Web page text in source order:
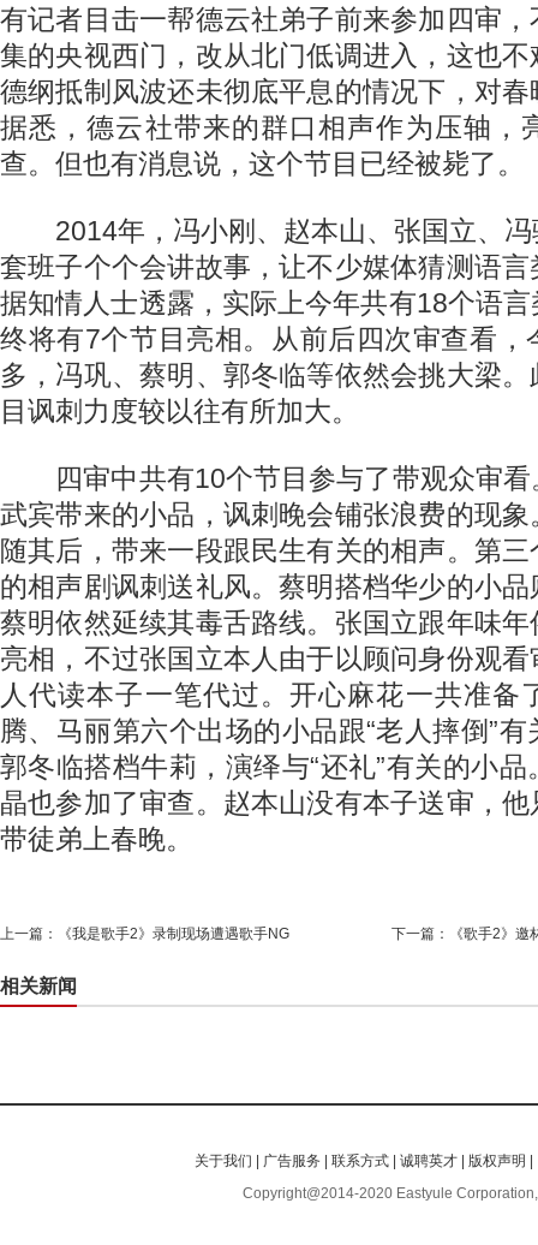
有记者目击一帮德云社弟子前来参加四审
集的央视西门，改从北门低调进入，这也
德纲抵制风波还未彻底平息的情况下，对
据悉，德云社带来的群口相声作为压轴，
查。但也有消息说，这个节目已经被毙了。
2014年，冯小刚、赵本山、张国立、冯
套班子个个会讲故事，让不少媒体猜测语
据知情人士透露，实际上今年共有18个语
终将有7个节目亮相。从前后四次审查看，
多，冯巩、蔡明、郭冬临等依然会挑大梁
目讽刺力度较以往有所加大。
四审中共有10个节目参与了带观众审看
武宾带来的小品，讽刺晚会铺张浪费的现
随其后，带来一段跟民生有关的相声。第
的相声剧讽刺送礼风。蔡明搭档华少的小
蔡明依然延续其毒舌路线。张国立跟年味
亮相，不过张国立本人由于以顾问身份观
人代读本子一笔代过。开心麻花一共准备
腾、马丽第六个出场的小品跟“老人摔倒”
郭冬临搭档牛莉，演绎与“还礼”有关的小
晶也参加了审查。赵本山没有本子送审，
带徒弟上春晚。
上一篇： 《我是歌手2》录制现场遭遇歌手NG 下一篇： 《歌手2》
相关新闻
关于我们 广告服务 |联系方式 |诚聘英才 版权声明
Copyright@2014-2020 Eastyule